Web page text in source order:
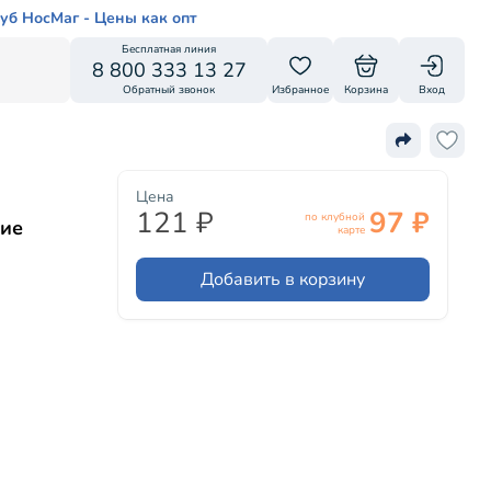
НосМаг - Цены как опт
Бесплатная линия
8 800 333 13 27
Обратный звонок Избранное Корзина Вход
Цена
121 ₽
по клубной
карте 97 ₽
Добавить в корзину